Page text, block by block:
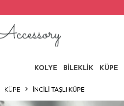
KOLYE BİLEKLİK KÜPE
KÜPE İNCİLİ TAŞLI KÜPE